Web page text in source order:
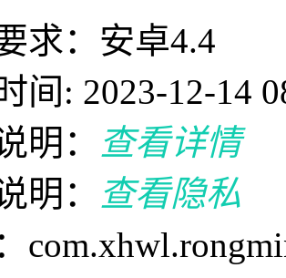
求：安卓4.4
间: 2023-12-14
明：
查看详情
明：
查看隐私